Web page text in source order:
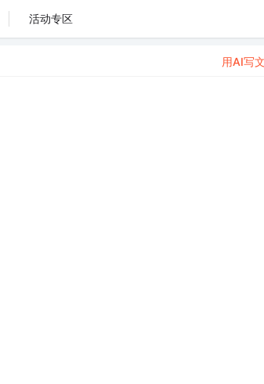
活动专区
用AI写